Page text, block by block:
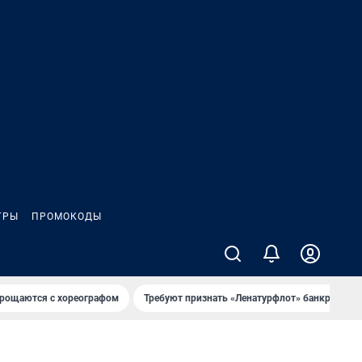
ПРОМОКОДЫ
с хореографом Требуют признать «Ленатурфлот» банкротом